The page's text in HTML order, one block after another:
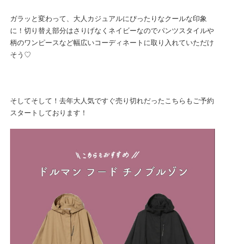
ガラッと変わって、大人カジュアルにぴったりなクールな印象
に！切り替え部分はさりげなくネイビーなのでパンツスタイルや
柄のワンピースなど幅広いコーディネートに取り入れていただけ
そう♡
そしてそして！去年大人気ですぐ売り切れだったこちらもご予約
スタートしております！